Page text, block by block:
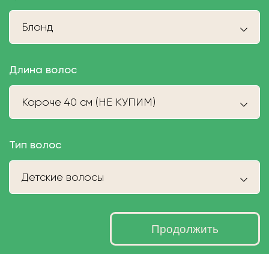
Блонд
Длина волос
Короче 40 см (НЕ КУПИМ)
Тип волос
Детские волосы
Продолжить